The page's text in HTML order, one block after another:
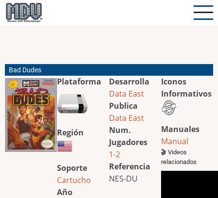
Pasar
al
Bad Dudes
Plataforma
Región
Soporte
Cartucho
Año
Desarrolla
Data East
Publica
Data East
Num.
Jugadores
1-2
Referencia
NES-DU
Iconos
Informativos
Manuales
Manual
🎬 Videos
relacionados